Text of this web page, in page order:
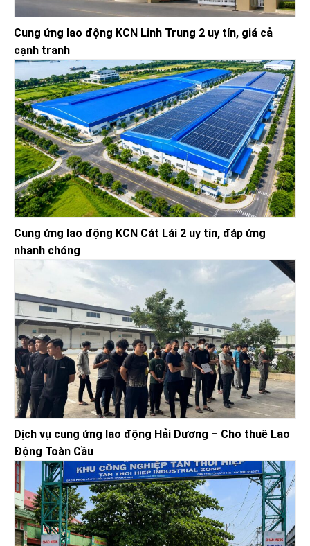
Cung ứng lao động KCN Linh Trung 2 uy tín, giá cả
cạnh tranh
Cung ứng lao động KCN Cát Lái 2 uy tín, đáp ứng
nhanh chóng
Dịch vụ cung ứng lao động Hải Dương – Cho thuê Lao
Động Toàn Cầu